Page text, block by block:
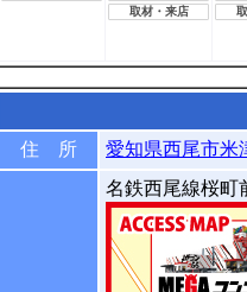
取材・来店
住 所
愛知県西尾市米
名鉄西尾線桜町